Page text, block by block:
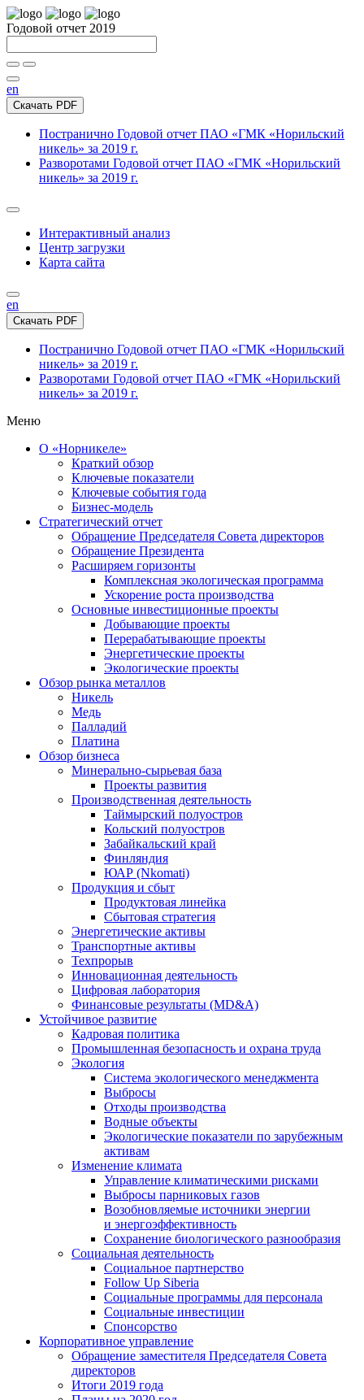
Годовой отчет 2019
en
Скачать PDF
Постранично Годовой отчет ПАО «ГМК «Норильский
никель» за 2019 г.
Разворотами Годовой отчет ПАО «ГМК «Норильский
никель» за 2019 г.
Интерактивный анализ
Центр загрузки
Карта сайта
en
Скачать PDF
Постранично Годовой отчет ПАО «ГМК «Норильский
никель» за 2019 г.
Разворотами Годовой отчет ПАО «ГМК «Норильский
никель» за 2019 г.
Меню
О «Норникеле»
Краткий обзор
Ключевые показатели
Ключевые события года
Бизнес-модель
Стратегический отчет
Обращение Председателя Совета директоров
Обращение Президента
Расширяем горизонты
Комплексная экологическая программа
Ускорение роста производства
Основные инвестиционные проекты
Добывающие проекты
Перерабатывающие проекты
Энергетические проекты
Экологические проекты
Обзор рынка металлов
Никель
Медь
Палладий
Платина
Обзор бизнеса
Минерально-сырьевая база
Проекты развития
Производственная деятельность
Таймырский полуостров
Кольский полуостров
Забайкальский край
Финляндия
ЮАР (Nkomati)
Продукция и сбыт
Продуктовая линейка
Сбытовая стратегия
Энергетические активы
Транспортные активы
Техпрорыв
Инновационная деятельность
Цифровая лаборатория
Финансовые результаты (MD&A)
Устойчивое развитие
Кадровая политика
Промышленная безопасность и охрана труда
Экология
Система экологического менеджмента
Выбросы
Отходы производства
Водные объекты
Экологические показатели по зарубежным
активам
Изменение климата
Управление климатическими рисками
Выбросы парниковых газов
Возобновляемые источники энергии
и энергоэффективность
Сохранение биологического разнообразия
Социальная деятельность
Социальное партнерство
Follow Up Siberia
Социальные программы для персонала
Социальные инвестиции
Спонсорство
Корпоративное управление
Обращение заместителя Председателя Совета
директоров
Итоги 2019 года